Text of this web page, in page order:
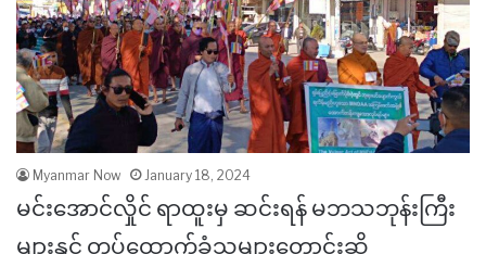
Myanmar Now January 18, 2024
မင်းအောင်လှိုင် ရာထူးမှ ဆင်းရန် မဘသဘုန်းကြီး
များနှင့် တပ်ထောက်ခံသူများတောင်းဆို